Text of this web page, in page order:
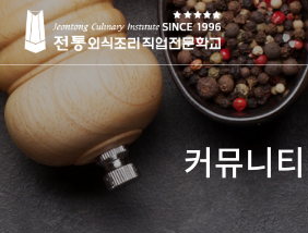
주메뉴 바로가기
컨텐츠 바로가기
커뮤니티